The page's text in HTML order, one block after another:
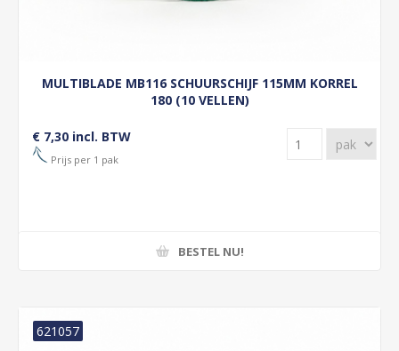
MULTIBLADE MB116 SCHUURSCHIJF 115MM KORREL
180 (10 VELLEN)
€ 7,30 incl. BTW
Prijs per 1 pak
BESTEL NU!
621057